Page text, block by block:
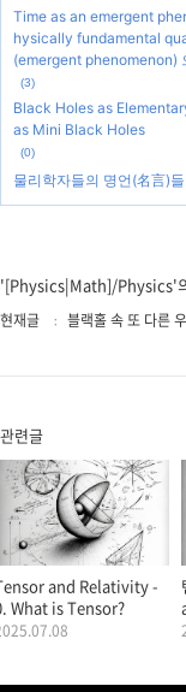
Time as an emergent
hysically fundamental
(emergent phenomenon)
(3)
Black Holes as
as Mini Black Holes
(0)
물리학자들의 명언(名言)
'[Physics|Math]/Physics'
현재글 블랙홀 속 또 다른
관련글
and Relativity -
What is Tensor?